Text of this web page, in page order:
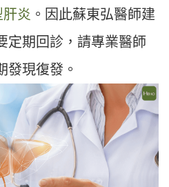
肝炎 。因此蘇東弘醫師建
定期回診，請專業醫師
發現復發。